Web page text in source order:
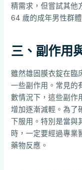
精需求，但嘗試其他
64 歲的成年男性群體
三、副作用
雖然雄固膜衣錠在臨
一些副作用。常見的
數情況下，這些副作
增加逐漸減輕。為了
下服用。特別是當與
時，一定要經過專業
藥物反應。